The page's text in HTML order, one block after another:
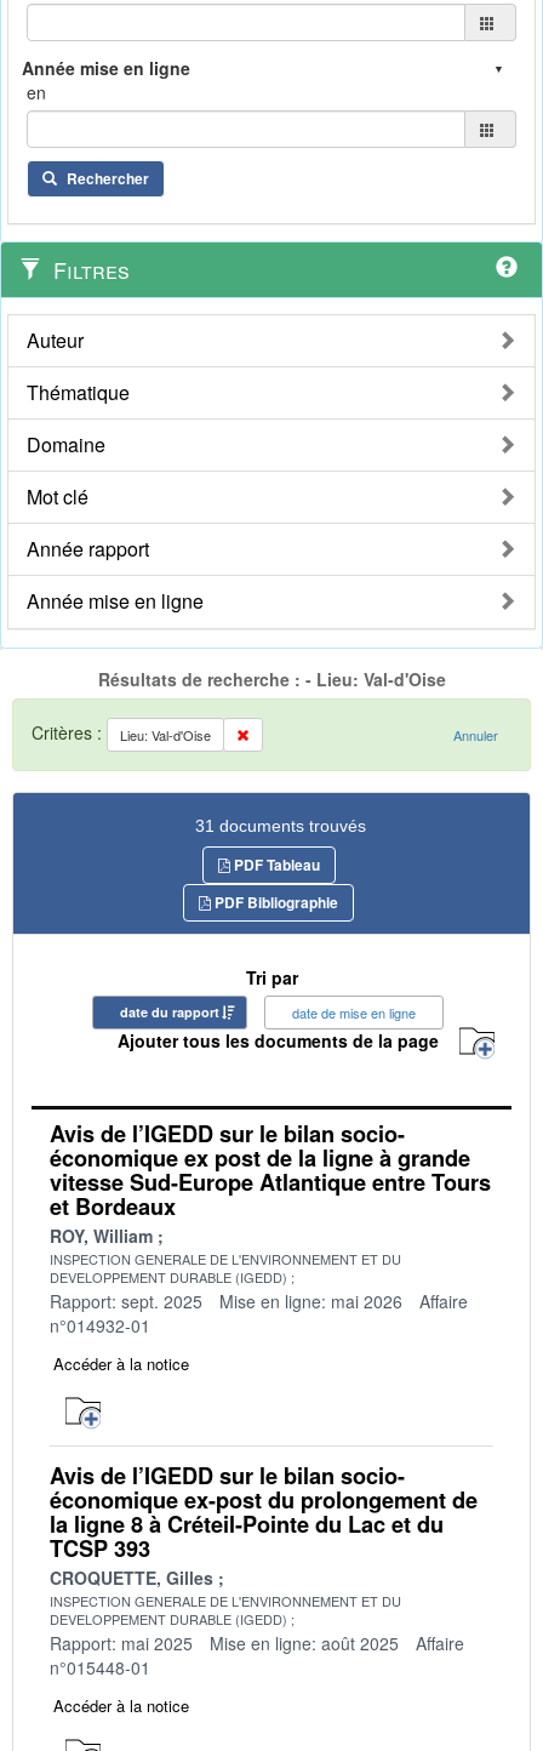
en
Rechercher
Filtres
Auteur
Thématique
Domaine
Mot clé
Année rapport
Année mise en ligne
Résultats de recherche : - Lieu: Val-d'Oise
Critères : Lieu: Val-d'Oise Annuler
31 documents trouvés
PDF Tableau
PDF Bibliographie
Tri par
date du rapport date de mise en ligne
Ajouter tous les documents de la page
Avis de l’IGEDD sur le bilan socio-
économique ex post de la ligne à grande
vitesse Sud-Europe Atlantique entre Tours
et Bordeaux
ROY, William
INSPECTION GENERALE DE L'ENVIRONNEMENT ET DU
DEVELOPPEMENT DURABLE (IGEDD)
Rapport: sept. 2025 Mise en ligne: mai 2026
Affaire
n°014932-01
Accéder à la notice
Avis de l’IGEDD sur le bilan socio-
économique ex-post du prolongement de
la ligne 8 à Créteil-Pointe du Lac et du
TCSP 393
CROQUETTE, Gilles
INSPECTION GENERALE DE L'ENVIRONNEMENT ET DU
DEVELOPPEMENT DURABLE (IGEDD)
Rapport: mai 2025 Mise en ligne: août 2025
Affaire
n°015448-01
Accéder à la notice